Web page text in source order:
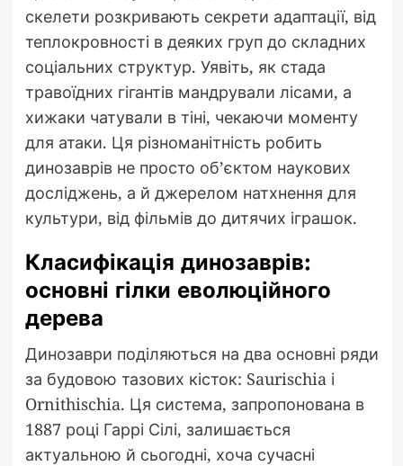
скелети розкривають секрети адаптації, від
теплокровності в деяких груп до складних
соціальних структур. Уявіть, як стада
травоїдних гігантів мандрували лісами, а
хижаки чатували в тіні, чекаючи моменту
для атаки. Ця різноманітність робить
динозаврів не просто об’єктом наукових
досліджень, а й джерелом натхнення для
культури, від фільмів до дитячих іграшок.
Класифікація динозаврів:
основні гілки еволюційного
дерева
Динозаври поділяються на два основні ряди
за будовою тазових кісток: Saurischia і
Ornithischia. Ця система, запропонована в
1887 році Гаррі Сілі, залишається
актуальною й сьогодні, хоча сучасні